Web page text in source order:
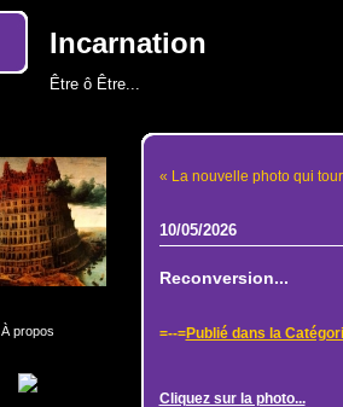
Incarnation
Être ô Être...
À propos
« La nouvelle photo qui
10/05/2026
Reconversion...
=--=Publié dans la
Cliquez sur la photo...